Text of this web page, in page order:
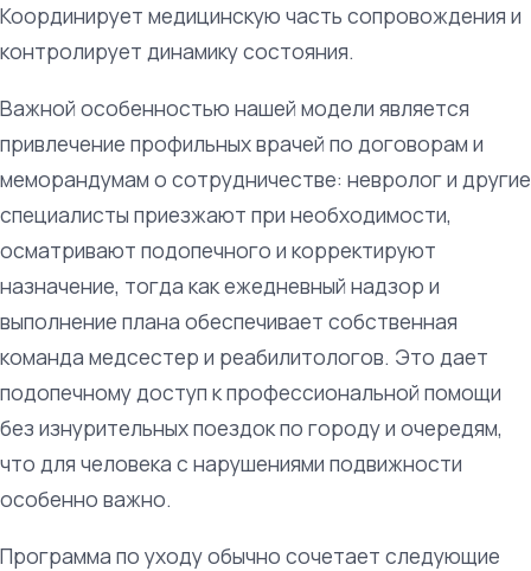
Координирует медицинскую часть сопровождения и
контролирует динамику состояния.
Важной особенностью нашей модели является
привлечение профильных врачей по договорам и
меморандумам о сотрудничестве: невролог и другие
специалисты приезжают при необходимости,
осматривают подопечного и корректируют
назначение, тогда как ежедневный надзор и
выполнение плана обеспечивает собственная
команда медсестер и реабилитологов. Это дает
подопечному доступ к профессиональной помощи
без изнурительных поездок по городу и очередям,
что для человека с нарушениями подвижности
особенно важно.
Программа по уходу обычно сочетает следующие